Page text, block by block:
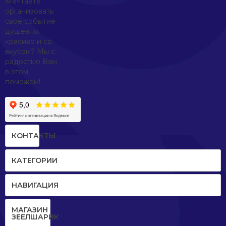
организовать
свое событие
душевно,
красиво и со
вкусом? Мы с
радостью Вам
в этом
поможем!
КОНТАКТЫ
КАТЕГОРИИ
НАВИГАЦИЯ
МАГАЗИН
ЗЕЕЛШАРИК